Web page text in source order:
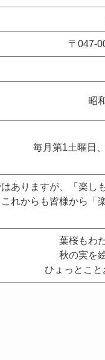
〒047-
昭
毎月第1土曜日
ありますが、「楽し
れからも皆様から「
葉桜もわ
秋の実を
ひょっとこ